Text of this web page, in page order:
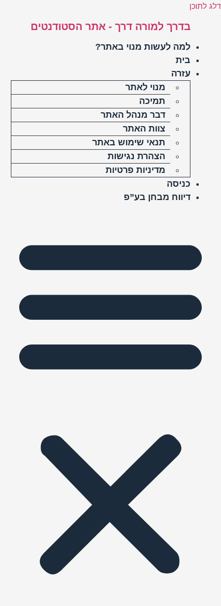
דלג לתוכן
בדרך למורה דרך - אתר הסטודנטים
למה לעשות מנוי באתר?
בית
עזרה
מנוי לאתר
תמיכה
דבר מנהל האתר
צוות האתר
תנאי שימוש באתר
הצהרת נגישות
מדיניות פרטיות
כניסה
דיווח מבחן בע”פ